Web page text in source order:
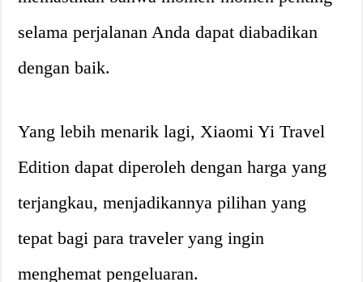
selama perjalanan Anda dapat diabadikan
dengan baik.
Yang lebih menarik lagi, Xiaomi Yi Travel
Edition dapat diperoleh dengan harga yang
terjangkau, menjadikannya pilihan yang
tepat bagi para traveler yang ingin
menghemat pengeluaran.